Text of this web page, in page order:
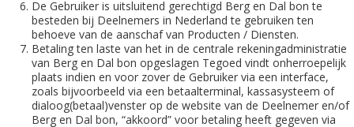
De Gebruiker is uitsluitend gerechtigd Berg en Dal bon te
besteden bij Deelnemers in Nederland te gebruiken ten
behoeve van de aanschaf van Producten / Diensten.
Betaling ten laste van het in de centrale rekeningadministratie
van Berg en Dal bon opgeslagen Tegoed vindt onherroepelijk
plaats indien en voor zover de Gebruiker via een interface,
zoals bijvoorbeeld via een betaalterminal, kassasysteem of
dialoog(betaal)venster op de website van de Deelnemer en/of
Berg en Dal bon, “akkoord” voor betaling heeft gegeven via